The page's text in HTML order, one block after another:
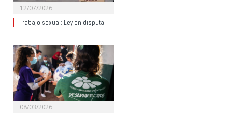
12/07/2026
Trabajo sexual: Ley en disputa.
08/03/2026